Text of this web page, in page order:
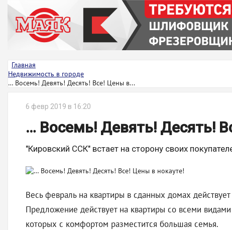
КРУЖКИ И СЕКЦИИ
ЗАВОДУ "МАЯК" 85 ЛЕТ
ЭКОЛОГИЯ
Главная
Недвижимость в городе
… Восемь! Девять! Десять! Все! Цены в...
6 февр 2019 в 16:20
… Восемь! Девять! Десять!
"Кировский ССК" встает на сторону своих
Весь февраль на квартиры в сданных домах
Предложение действует на квартиры со всеми
которых с комфортом разместится большая семья.